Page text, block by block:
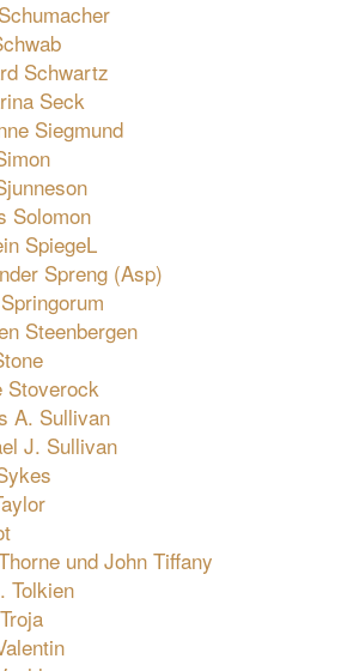
Schwartz
Seck
Siegmund
Solomon
SpiegeL
Spreng (Asp)
Steenbergen
Stoverock
A. Sullivan
J. Sullivan
und John Tiffany
Tolkien